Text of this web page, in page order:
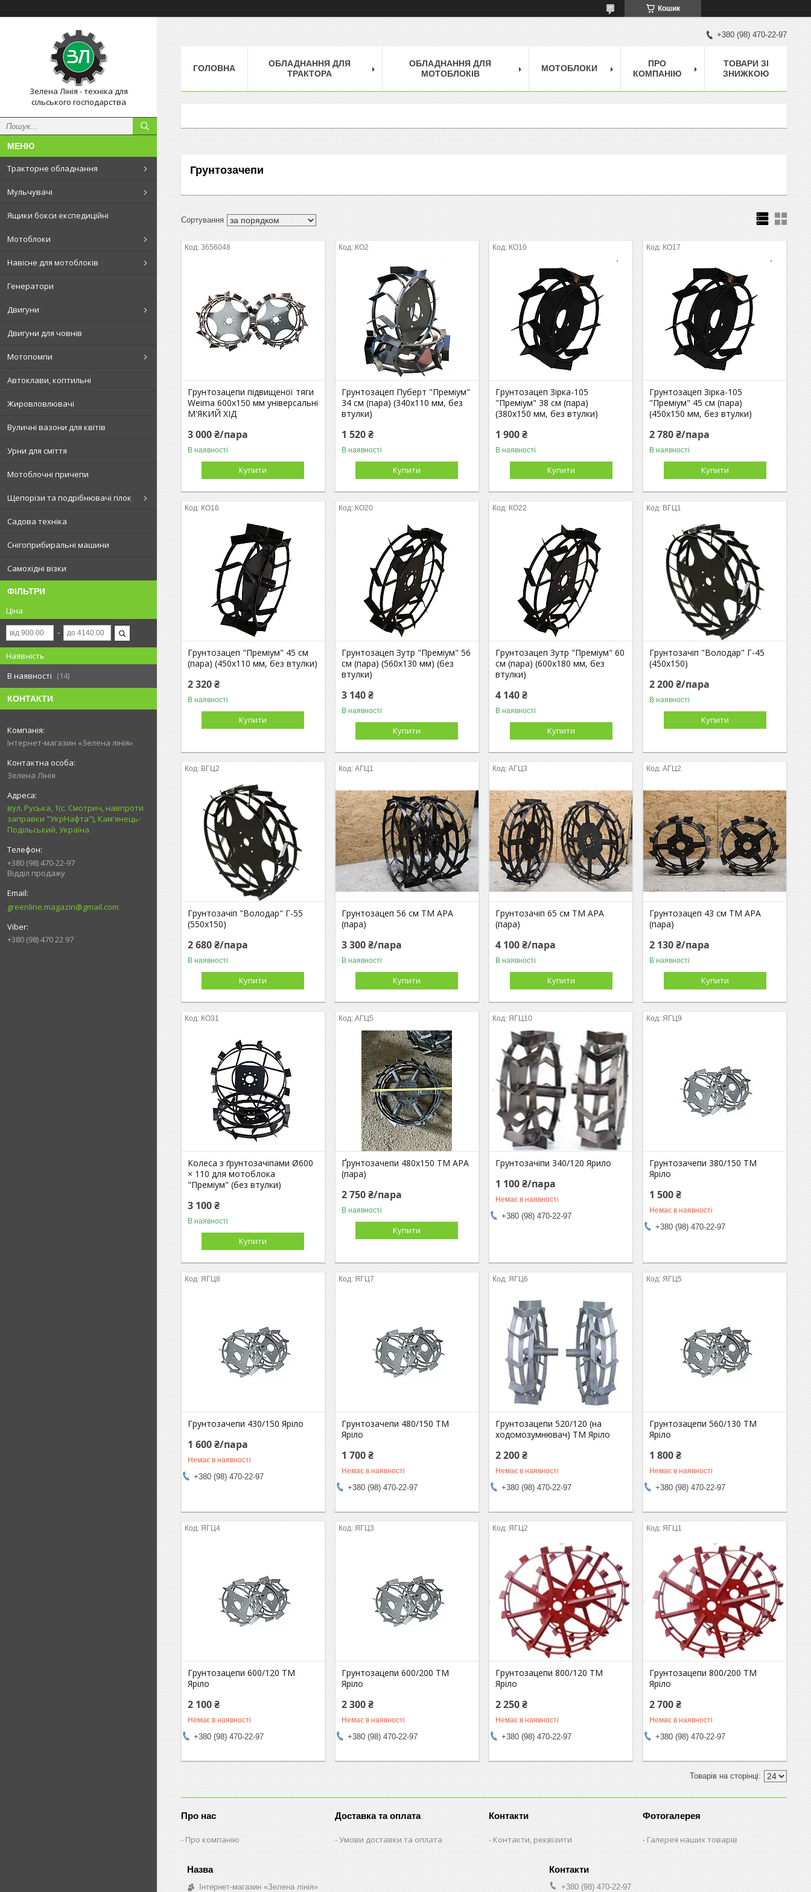
Кошик
Зелена Лінія - техніка для
сільського господарства
Тракторне обладнання
Мульчувачі
Ящики бокси експедиційні
Мотоблоки
Навісне для мотоблоків
Генератори
Двигуни
Двигуни для човнів
Мотопомпи
Автоклави, коптильні
Жировловлювачі
Вуличні вазони для квітів
Урни для сміття
Мотоблочні причепи
Щепорізи та подрібнювачі гілок
Садова техніка
Снігоприбиральні машини
Самохідні візки
ФІЛЬТРИ
Ціна
Наявність
В наявності
14
КОНТАКТИ
Інтернет-магазин «Зелена лінія»
Зелена Лінія
вул. Руська, 1(с. Смотрич, навпроти
заправки "УкрНафта"), Кам'янець-
Подільський, Україна
+380 (98) 470-22-97
Відділ продажу
greenline.magazin@gmail.com
+380 (98) 470 22 97
+380 (98) 470-22-97
ГОЛОВНА
ОБЛАДНАННЯ ДЛЯ
ТРАКТОРА
ОБЛАДНАННЯ ДЛЯ
МОТОБЛОКІВ
МОТОБЛОКИ
ПРО
КОМПАНІЮ
ТОВАРИ ЗІ
ЗНИЖКОЮ
Грунтозачепи
3656048
Грунтозацепи підвищеної тяги
Weima 600х150 мм універсальні
М'ЯКИЙ ХІД
3 000 ₴/пара
В наявності
Купити
КО2
Грунтозацеп Пуберт "Преміум"
34 см (пара) (340х110 мм, без
втулки)
1 520 ₴
В наявності
Купити
КО10
Грунтозацеп Зірка-105
"Преміум" 38 см (пара)
(380х150 мм, без втулки)
1 900 ₴
В наявності
Купити
КО17
Грунтозацеп Зірка-105
"Преміум" 45 см (пара)
(450х150 мм, без втулки)
2 780 ₴/пара
В наявності
Купити
КО16
Грунтозацеп "Преміум" 45 см
(пара) (450х110 мм, без втулки)
2 320 ₴
В наявності
Купити
КО20
Грунтозацеп Зутр "Преміум" 56
см (пара) (560х130 мм) (без
втулки)
3 140 ₴
В наявності
Купити
КО22
Грунтозацеп Зутр "Преміум" 60
см (пара) (600х180 мм, без
втулки)
4 140 ₴
В наявності
Купити
ВГЦ1
Грунтозачіп "Володар" Г-45
(450х150)
2 200 ₴/пара
В наявності
Купити
ВГЦ2
Грунтозачіп "Володар" Г-55
(550х150)
2 680 ₴/пара
В наявності
Купити
АГЦ1
Грунтозацеп 56 см ТМ АРА
(пара)
3 300 ₴/пара
В наявності
Купити
АГЦ3
Грунтозачіп 65 см ТМ АРА
(пара)
4 100 ₴/пара
В наявності
Купити
АГЦ2
Грунтозацеп 43 см ТМ АРА
(пара)
2 130 ₴/пара
В наявності
Купити
КО31
Колеса з ґрунтозачіпами Ø600
× 110 для мотоблока
"Преміум" (без втулки)
3 100 ₴
В наявності
Купити
АГЦ5
Ґрунтозачепи 480х150 ТМ АРА
(пара)
2 750 ₴/пара
В наявності
Купити
ЯГЦ10
Грунтозачіпи 340/120 Ярило
1 100 ₴/пара
Немає в наявності
+380 (98) 470-22-97
ЯГЦ9
Грунтозачепи 380/150 ТМ
Яріло
1 500 ₴
Немає в наявності
+380 (98) 470-22-97
ЯГЦ8
Грунтозачепи 430/150 Яріло
1 600 ₴/пара
Немає в наявності
+380 (98) 470-22-97
ЯГЦ7
Грунтозачепи 480/150 ТМ
Яріло
1 700 ₴
Немає в наявності
+380 (98) 470-22-97
ЯГЦ6
Грунтозацепи 520/120 (на
ходомозумнювач) ТМ Яріло
2 200 ₴
Немає в наявності
+380 (98) 470-22-97
ЯГЦ5
Грунтозацепи 560/130 ТМ
Яріло
1 800 ₴
Немає в наявності
+380 (98) 470-22-97
ЯГЦ4
Грунтозацепи 600/120 ТМ
Яріло
2 100 ₴
Немає в наявності
+380 (98) 470-22-97
ЯГЦ3
Грунтозацепи 600/200 ТМ
Яріло
2 300 ₴
Немає в наявності
+380 (98) 470-22-97
ЯГЦ2
Грунтозацепи 800/120 ТМ
Яріло
2 250 ₴
Немає в наявності
+380 (98) 470-22-97
ЯГЦ1
Грунтозацепи 800/200 ТМ
Яріло
2 700 ₴
Немає в наявності
+380 (98) 470-22-97
Про нас
Про компанію
Доставка та оплата
Умови доставки та оплата
Контакти
Контакти, реквізити
Фотогалерея
Галерея наших товарів
Інтернет-магазин «Зелена лінія» +380 (98) 470-22-97